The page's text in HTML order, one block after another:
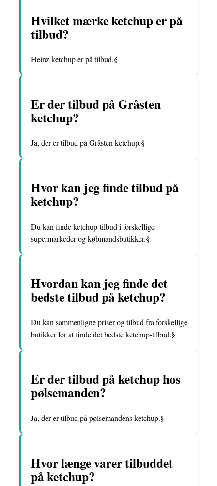
Hvilket mærke ketchup er på
tilbud?
Heinz ketchup er på tilbud.§
Er der tilbud på Gråsten
ketchup?
Ja, der er tilbud på Gråsten ketchup.§
Hvor kan jeg finde tilbud på
ketchup?
Du kan finde ketchup-tilbud i forskellige
supermarkeder og købmandsbutikker.§
Hvordan kan jeg finde det
bedste tilbud på ketchup?
Du kan sammenligne priser og tilbud fra forskellige
butikker for at finde det bedste ketchup-tilbud.§
Er der tilbud på ketchup hos
pølsemanden?
Ja, der er tilbud på pølsemandens ketchup.§
Hvor længe varer tilbuddet
på ketchup?